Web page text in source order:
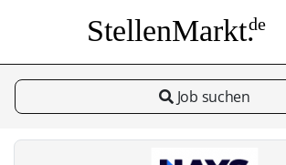
StellenMarkt.de
Job suchen